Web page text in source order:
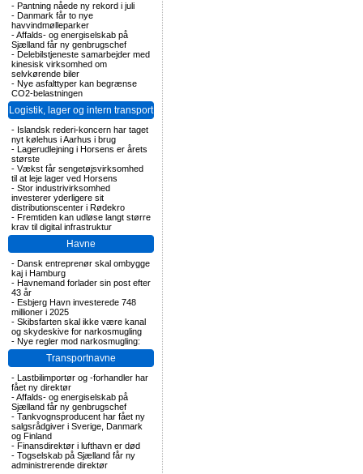
- Pantning nåede ny rekord i juli
- Danmark får to nye
havvindmølleparker
-Affalds- og energiselskab på
Sjælland får ny genbrugschef
- Delebilstjeneste samarbejder med
kinesisk virksomhed om
selvkørende biler
- Nye asfalttyper kan begrænse
CO2-belastningen
Logistik, lager og intern transport
- Islandsk rederi-koncern har taget
nyt kølehus i Aarhus i brug
- Lagerudlejning i Horsens er årets
største
- Vækst får sengetøjsvirksomhed
til at leje lager ved Horsens
- Stor industrivirksomhed
investerer yderligere sit
distributionscenter i Rødekro
- Fremtiden kan udløse langt større
krav til digital infrastruktur
Havne
- Dansk entreprenør skal ombygge
kaj i Hamburg
- Havnemand forlader sin post efter
43 år
- Esbjerg Havn investerede 748
millioner i 2025
- Skibsfarten skal ikke være kanal
og skydeskive for narkosmugling
- Nye regler mod narkosmugling:
Transportnavne
- Lastbilimportør og -forhandler har
fået ny direktør
-Affalds- og energiselskab på
Sjælland får ny genbrugschef
- Tankvognsproducent har fået ny
salgsrådgiver i Sverige, Danmark
og Finland
- Finansdirektør i lufthavn er død
- Togselskab på Sjælland får ny
administrerende direktør